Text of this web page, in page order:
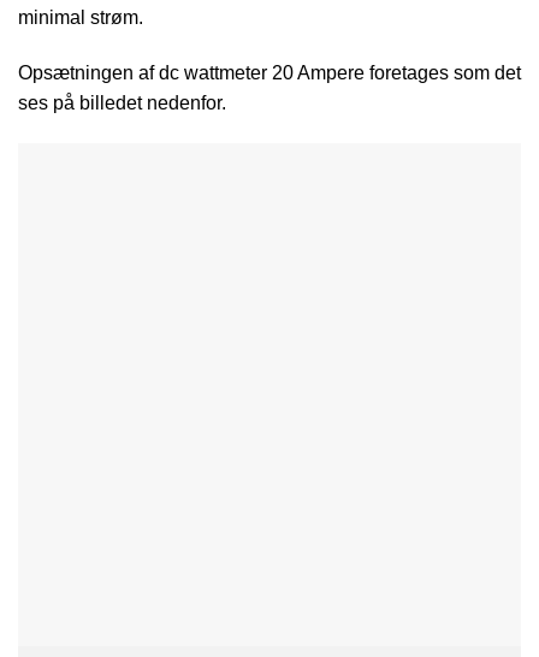
minimal strøm.
Opsætningen af dc wattmeter 20 Ampere foretages som det
ses på billedet nedenfor.